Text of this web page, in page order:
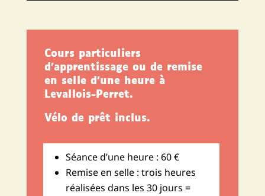
Cours particuliers
d’apprentissage ou de remise
en selle d’une heure à
Levallois-Perret.
Vélo de prêt inclus.
Séance d’une heure : 60 €
Remise en selle : trois heures
réalisées dans les 30 jours =